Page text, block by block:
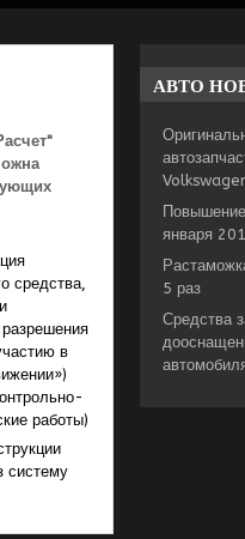
средства,
в
работы)
систему
АВТО
января
5 раз
Средства